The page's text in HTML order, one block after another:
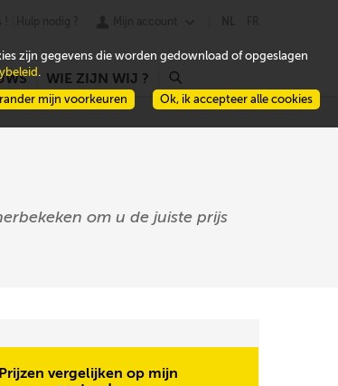
WIE ZIJN WIJ ? r
om u de juiste prijs
Prijzen vergelijken op mijn
zijn gegevens die worden gedownload of opgeslagen
.
Ok, ik accepteer alle cookies
mijn voorkeuren